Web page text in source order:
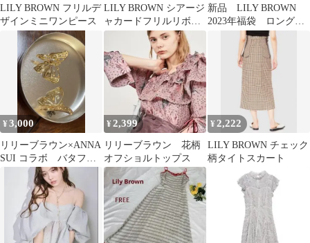
LILY BROWN フリルデ
ザインミニワンピース
LILY BROWN シアージ
ャカードフリルリボン
ワンピース リリーブ
新品 LILY BROWN
2023年福袋 ロングス
カート カーキ
¥3,000
リリーブラウン×ANNA
SUI コラボ バタフラ
イピアス
¥2,399
リリーブラウン 花柄
オフショルトップス
¥ 2,222
LILY BROWN チェック
柄タイトスカート